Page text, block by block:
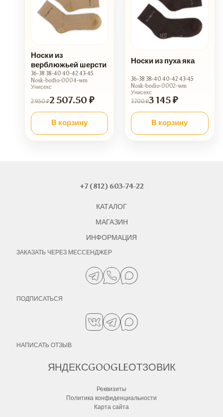
Носки из
верблюжьей шерсти
36-38 38-40 40-42 43-45
Nosk-bodio-0004-wm
Унисекс
2 950 ₽2 507.50 ₽
В корзину
Носки из пуха яка
36-38 38-40 40-42 43-45
Nosk-bodio-0002-wm
Унисекс
3 700 ₽3 145 ₽
В корзину
+7 (812) 603-74-22
КАТАЛОГ
МАГАЗИН
ИНФОРМАЦИЯ
ЗАКАЗАТЬ ЧЕРЕЗ МЕССЕНДЖЕР
ПОДПИСАТЬСЯ
НАПИСАТЬ ОТЗЫВ
ЯНДЕКСGOOGLEОТЗОВИК
Реквизиты
Политика конфиденциальности
Карта сайта